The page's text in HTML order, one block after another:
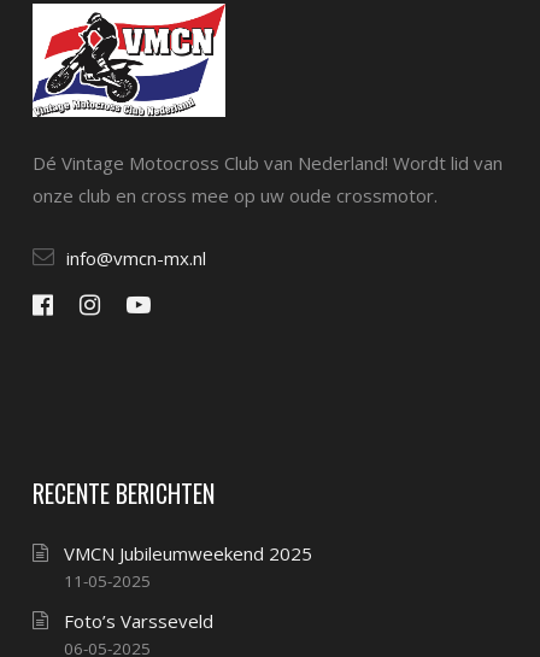
Dé Vintage Motocross Club van Nederland! Wordt lid van
onze club en cross mee op uw oude crossmotor.
info@vmcn-mx.nl
RECENTE BERICHTEN
VMCN Jubileumweekend 2025
11-05-2025
Foto’s Varsseveld
06-05-2025